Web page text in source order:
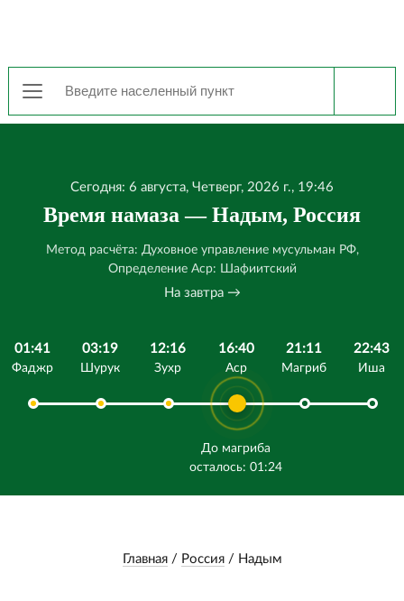
Сегодня: 6 августа, Четверг, 2026 г., 19:46
Время намаза — Надым, Россия
Метод расчёта: Духовное управление мусульман РФ,
Определение Аср: Шафиитский
На завтра →
01:41
Фаджр
03:19
Шурук
12:16
Зухр
16:40
Аср
До магриба
осталось: 01:24
21:11
Магриб
22:43
Иша
Главная/ Россия/ Надым